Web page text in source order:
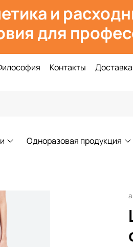
и расходн
для
Контакты Доставка
Одноразовая продукция